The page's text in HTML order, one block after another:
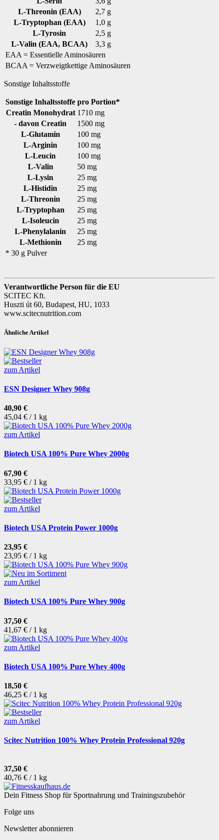
L-Threonin (EAA)
2,7 g
L-Tryptophan (EAA)
1,0 g
L-Tyrosin
2,5 g
L-Valin (EAA, BCAA)
3,3 g
EAA = Essentielle Aminosäuren
BCAA = Verzweigtkettige Aminosäuren
Sonstige Inhaltsstoffe
Sonstige Inhaltsstoffe pro Portion*
Creatin Monohydrat 1710 mg
- davon Creatin
1500 mg
L-Glutamin
100 mg
L-Arginin
100 mg
L-Leucin
100 mg
L-Valin
50 mg
L-Lysin
25 mg
L-Histidin
25 mg
L-Threonin
25 mg
L-Tryptophan
25 mg
L-Isoleucin
25 mg
L-Phenylalanin
25 mg
L-Methionin
25 mg
* 30 g Pulver
Verantwortliche Person für die EU
SCITEC Kft.
Huszti út 60, Budapest, HU, 1033
www.scitecnutrition.com
Ähnliche Artikel
zum Artikel
ESN Designer Whey 908g
40,90 €
45,04 € / 1 kg
zum Artikel
Biotech USA 100% Pure Whey 2000g
67,90 €
33,95 € / 1 kg
zum Artikel
Biotech USA Protein Power 1000g
23,95 €
23,95 € / 1 kg
zum Artikel
Biotech USA 100% Pure Whey 900g
37,50 €
41,67 € / 1 kg
zum Artikel
Biotech USA 100% Pure Whey 400g
18,50 €
46,25 € / 1 kg
zum Artikel
Scitec Nutrition 100% Whey Protein Professional 920g
37,50 €
40,76 € / 1 kg
Dein Fitness Shop für Sportnahrung und Trainingszubehör
Folge uns
Newsletter abonnieren